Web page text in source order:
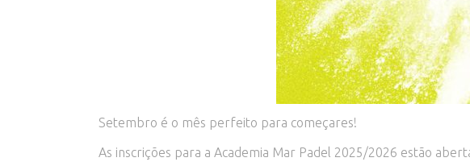
Setembro é o mês perfeito para começares!
As inscrições para a Academia Mar Padel 2025/2026 estão